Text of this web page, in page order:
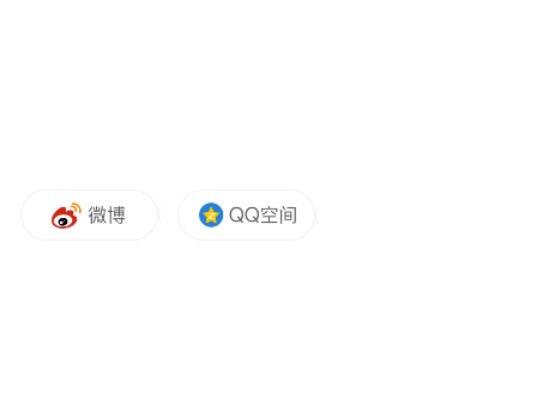
她大喊“是我抓到你的”，易某华才认出来，